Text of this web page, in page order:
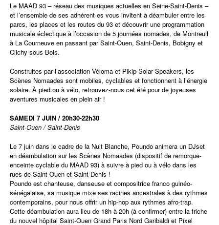
Le MAAD 93 – réseau des musiques actuelles en Seine-Saint-Denis –
et l’ensemble de ses adhérent·es vous invitent à déambuler entre les
parcs, les places et les routes du 93 et découvrir une programmation
musicale éclectique à l’occasion de 5 journées nomades, de Montreuil
à La Courneuve en passant par Saint-Ouen, Saint-Denis, Bobigny et
Clichy-sous-Bois.
Construites par l’association Véloma et Pikip Solar Speakers, les
Scènes Nomaades sont mobiles, cyclables et fonctionnent à l’énergie
solaire. À pied ou à vélo, retrouvez-nous cet été pour de joyeuses
aventures musicales en plein air !
SAMEDI 7 JUIN / 20h30-22h30
Saint-Ouen / Saint-Denis
Le 7 juin dans le cadre de la Nuit Blanche, Poundo animera un DJset
en déambulation sur les Scènes Nomaades (dispositif de remorque-
enceinte cyclable du MAAD 93) à suivre à pied ou à vélo dans les
rues de Saint-Ouen et Saint-Denis !
Poundo est chanteuse, danseuse et compositrice franco guinéo-
sénégalaise, sa musique mixe ses racines ancestrales à des rythmes
contemporains, pour nous offrir un hip-hop aux rythmes afro-trap.
Cette déambulation aura lieu de 18h à 20h (à confirmer) entre la friche
du nouvel hôpital Saint-Ouen Grand Paris Nord Garibaldi et Pixel